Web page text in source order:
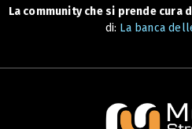
La community che si prende cura
di: La banca